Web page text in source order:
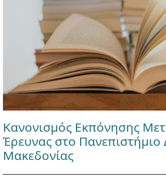
Κανονισμός Εκπόνησης
Έρευνας στο Πανεπιστήμιο
Μακεδονίας